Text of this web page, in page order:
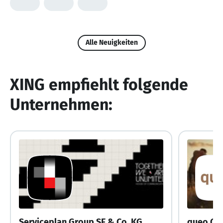
Alle Neuigkeiten
XING empfiehlt folgende
Unternehmen: